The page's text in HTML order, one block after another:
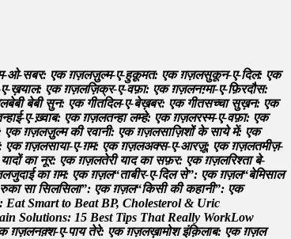
-ओ-सबर: एक ग़ज़लजलम-ए-हकमत: एक ग़ज़लसकन-ए-दल: एक
ए-खयल: एक ग़ज़लजकर-ए-वफ: एक ग़ज़लनगम-ए-फरदस:
लबब बब सन: एक गतदल-ए-बखबर: एक गतसचच सखन: एक
नहई-ए-खवब: एक ग़ज़लतनह लमह: एक ग़ज़लरसम-ए-वफ: एक
एक ग़ज़लजलम क रवन: एक ग़ज़लसजश क सय म: एक
एक ग़ज़लसय-ए-गम: एक ग़ज़लअकस-ए-आरज: एक ग़ज़लतमज-
यद क नर: एक ग़ज़लतर यद क सफर: एक ग़ज़लरशत ब-
लजदई क गम: एक ग़ज़ल“तबर-ए-दल स”: एक ग़ज़ल“बमसल
रक स सलसल”: एक ग़ज़ल“कस क कहन”: एक
: Eat Smart to Beat BP, Cholesterol & Uric
ain Solutions: 15 Best Tips That Really WorkLow
ग़ज़लनकश-ए-पय तर: एक ग़ज़लखमश इकलब: एक ग़ज़ल